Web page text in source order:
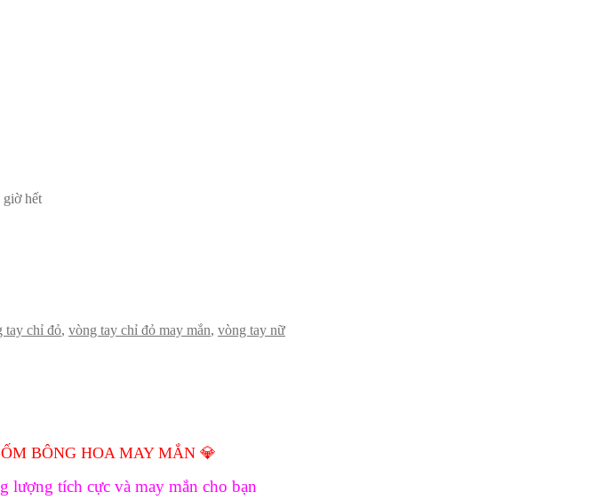
giờ hết
tay chỉ đỏ, vòng tay chỉ đỏ may mắn, vòng tay nữ
BÔNG HOA MAY MẮN 💎
lượng tích cực và may mắn cho bạn